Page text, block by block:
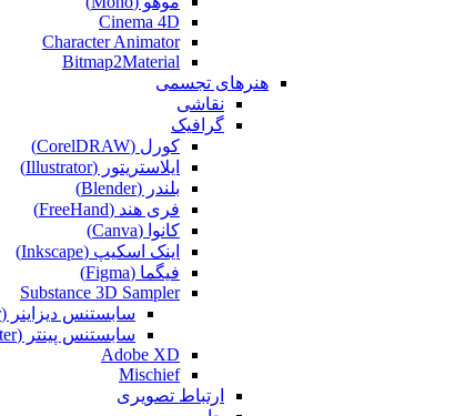
Cinema 4D
Character Animator
Bitmap2Material
هنرهای تجسمی
نقاشی‌
گرافیک
کورل (CorelDRAW)
ایلاستریتور (Illustrator)
بلندر (Blender)
فری هند (FreeHand)
کانوا (Canva)
اینک اسکیپ (Inkscape)
فیگما (Figma‎)
Substance 3D Sampler
سابستنس دیزاینر (Substance Designer)
سابستنس پینتر (Substance Painter)
Adobe XD
Mischief
ارتباط تصویری